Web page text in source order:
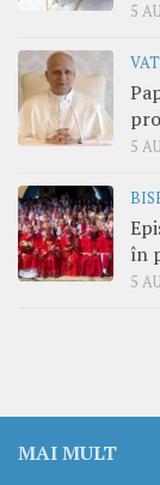
5
5
în
5
MAI MULT